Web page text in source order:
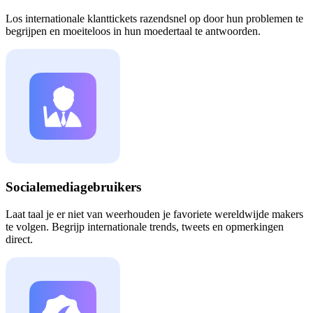
Los internationale klanttickets razendsnel op door hun problemen te
begrijpen en moeiteloos in hun moedertaal te antwoorden.
Socialemediagebruikers
Laat taal je er niet van weerhouden je favoriete wereldwijde makers
te volgen. Begrijp internationale trends, tweets en opmerkingen
direct.